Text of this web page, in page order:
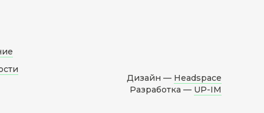
Дизайн — Headspace
Разработка — UP-IM